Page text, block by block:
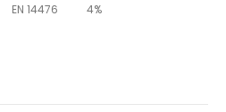
EN 14476 4%